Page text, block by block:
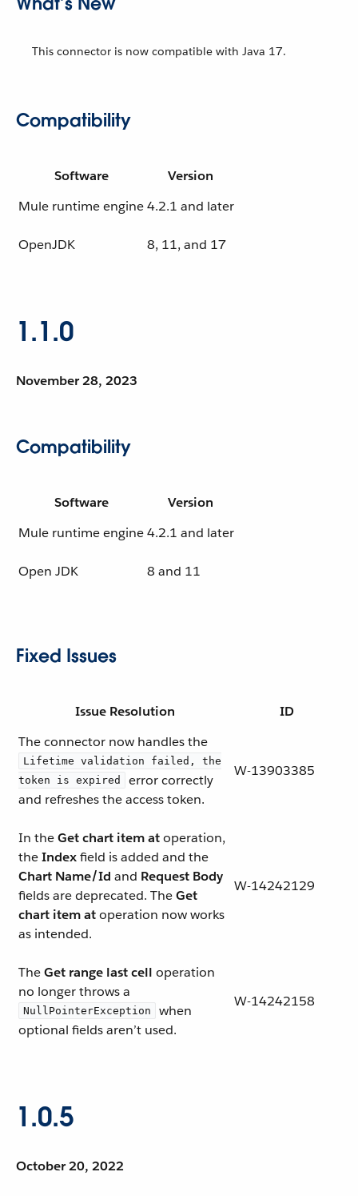
This connector is now compatible with Java 17.
Compatibility
Software
Version
Mule runtime engine4.2.1 and later
OpenJDK 8, 11, and 17
1.1.0
November 28, 2023
Compatibility
Software
Version
Mule runtime engine4.2.1 and later
Open JDK 8 and 11
Fixed Issues
Issue Resolution
ID
The connector now handles the
Lifetime validation failed, the
token is expired
error correctly
and refreshes the access token.
W-13903385
In theGet chart item atoperation,
theIndexfield is added and the
Chart Name/Id and Request Body
fields are deprecated. TheGet
chart item atoperation now works
as intended.
W-14242129
TheGet range last cell operation
no longer throws a
NullPointerException
when
optional fields aren’t used.
W-14242158
1.0.5
October 20, 2022